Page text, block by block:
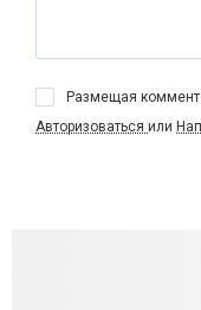
Размещая
Авторизоваться или